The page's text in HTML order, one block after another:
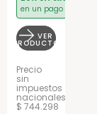
en un pago
VER
PRODUCTO
Precio
sin
impuestos
nacionales
$ 744.298